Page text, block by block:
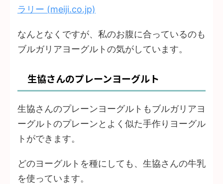
ラリー (meiji.co.jp)
なんとなくですが、私のお腹に合っているのも
ブルガリアヨーグルトの気がしています。
生協さんのプレーンヨーグルト
生協さんのプレーンヨーグルトもブルガリアヨ
ーグルトのプレーンとよく似た手作りヨーグル
トができます。
どのヨーグルトを種にしても、生協さんの牛乳
を使っています。